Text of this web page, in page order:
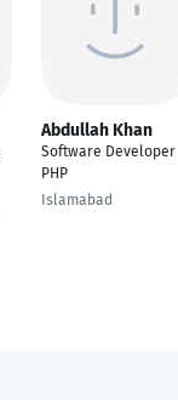
Abdullah Khan
Software Developer
PHP
Islamabad